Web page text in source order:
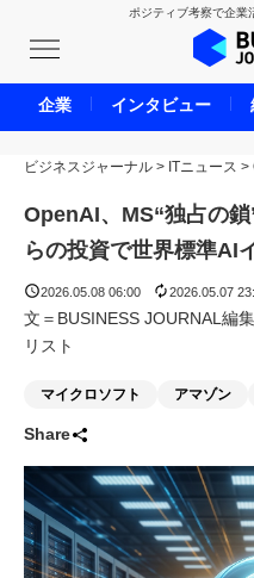
ポジティブ考察で企
CARBON
IVS
ENERGY
LIFE
REAL
ビジネスジャーナル > ITニュース >
OpenAI、MS“独占の
らの投資で世界標準AI
2026.05.08 06:00 2026.05.07
文＝BUSINESS JOURNAL編
リスト
マイクロソフト アマゾン
Share
企業 インタビュー